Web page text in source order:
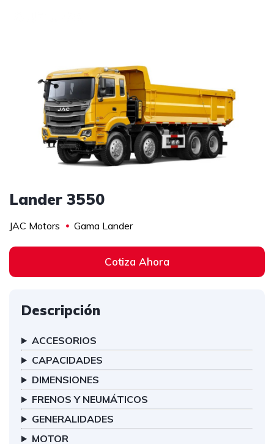
Lander 3550
JAC Motors Gama Lander
Cotiza Ahora
Descripción
ACCESORIOS
CAPACIDADES
DIMENSIONES
FRENOS Y NEUMÁTICOS
GENERALIDADES
MOTOR